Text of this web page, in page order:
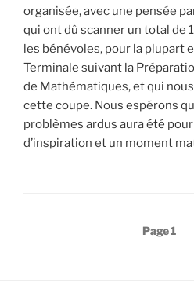
organisée, avec une pensée
qui ont dû scanner un total de
les bénévoles, pour la plupart
Terminale suivant la
de Mathématiques, et qui
cette coupe. Nous espérons
problèmes ardus aura été
d’inspiration et un moment
Page1